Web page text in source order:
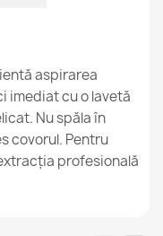
aspirarea
imediat cu o lavetă
Nu spăla în
covorul. Pentru
profesională